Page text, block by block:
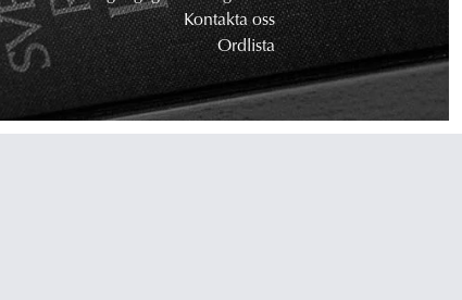
Kontakta oss
Ordlista